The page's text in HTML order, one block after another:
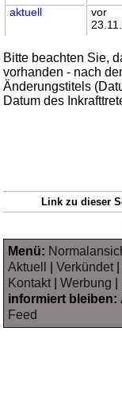
aktuell
vor
Bitte beachten Sie,
vorhanden - nach
Änderungstitels
Datum des
Link zu dieser
Menü:
Aktuell
|Verkündet
Kontakt|Werbung
informiert bleiben:
Feed